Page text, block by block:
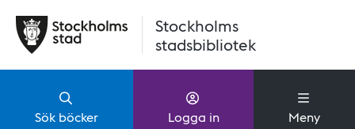
Stockholms
stadsbibliotek
Sök böcker Logga in Meny